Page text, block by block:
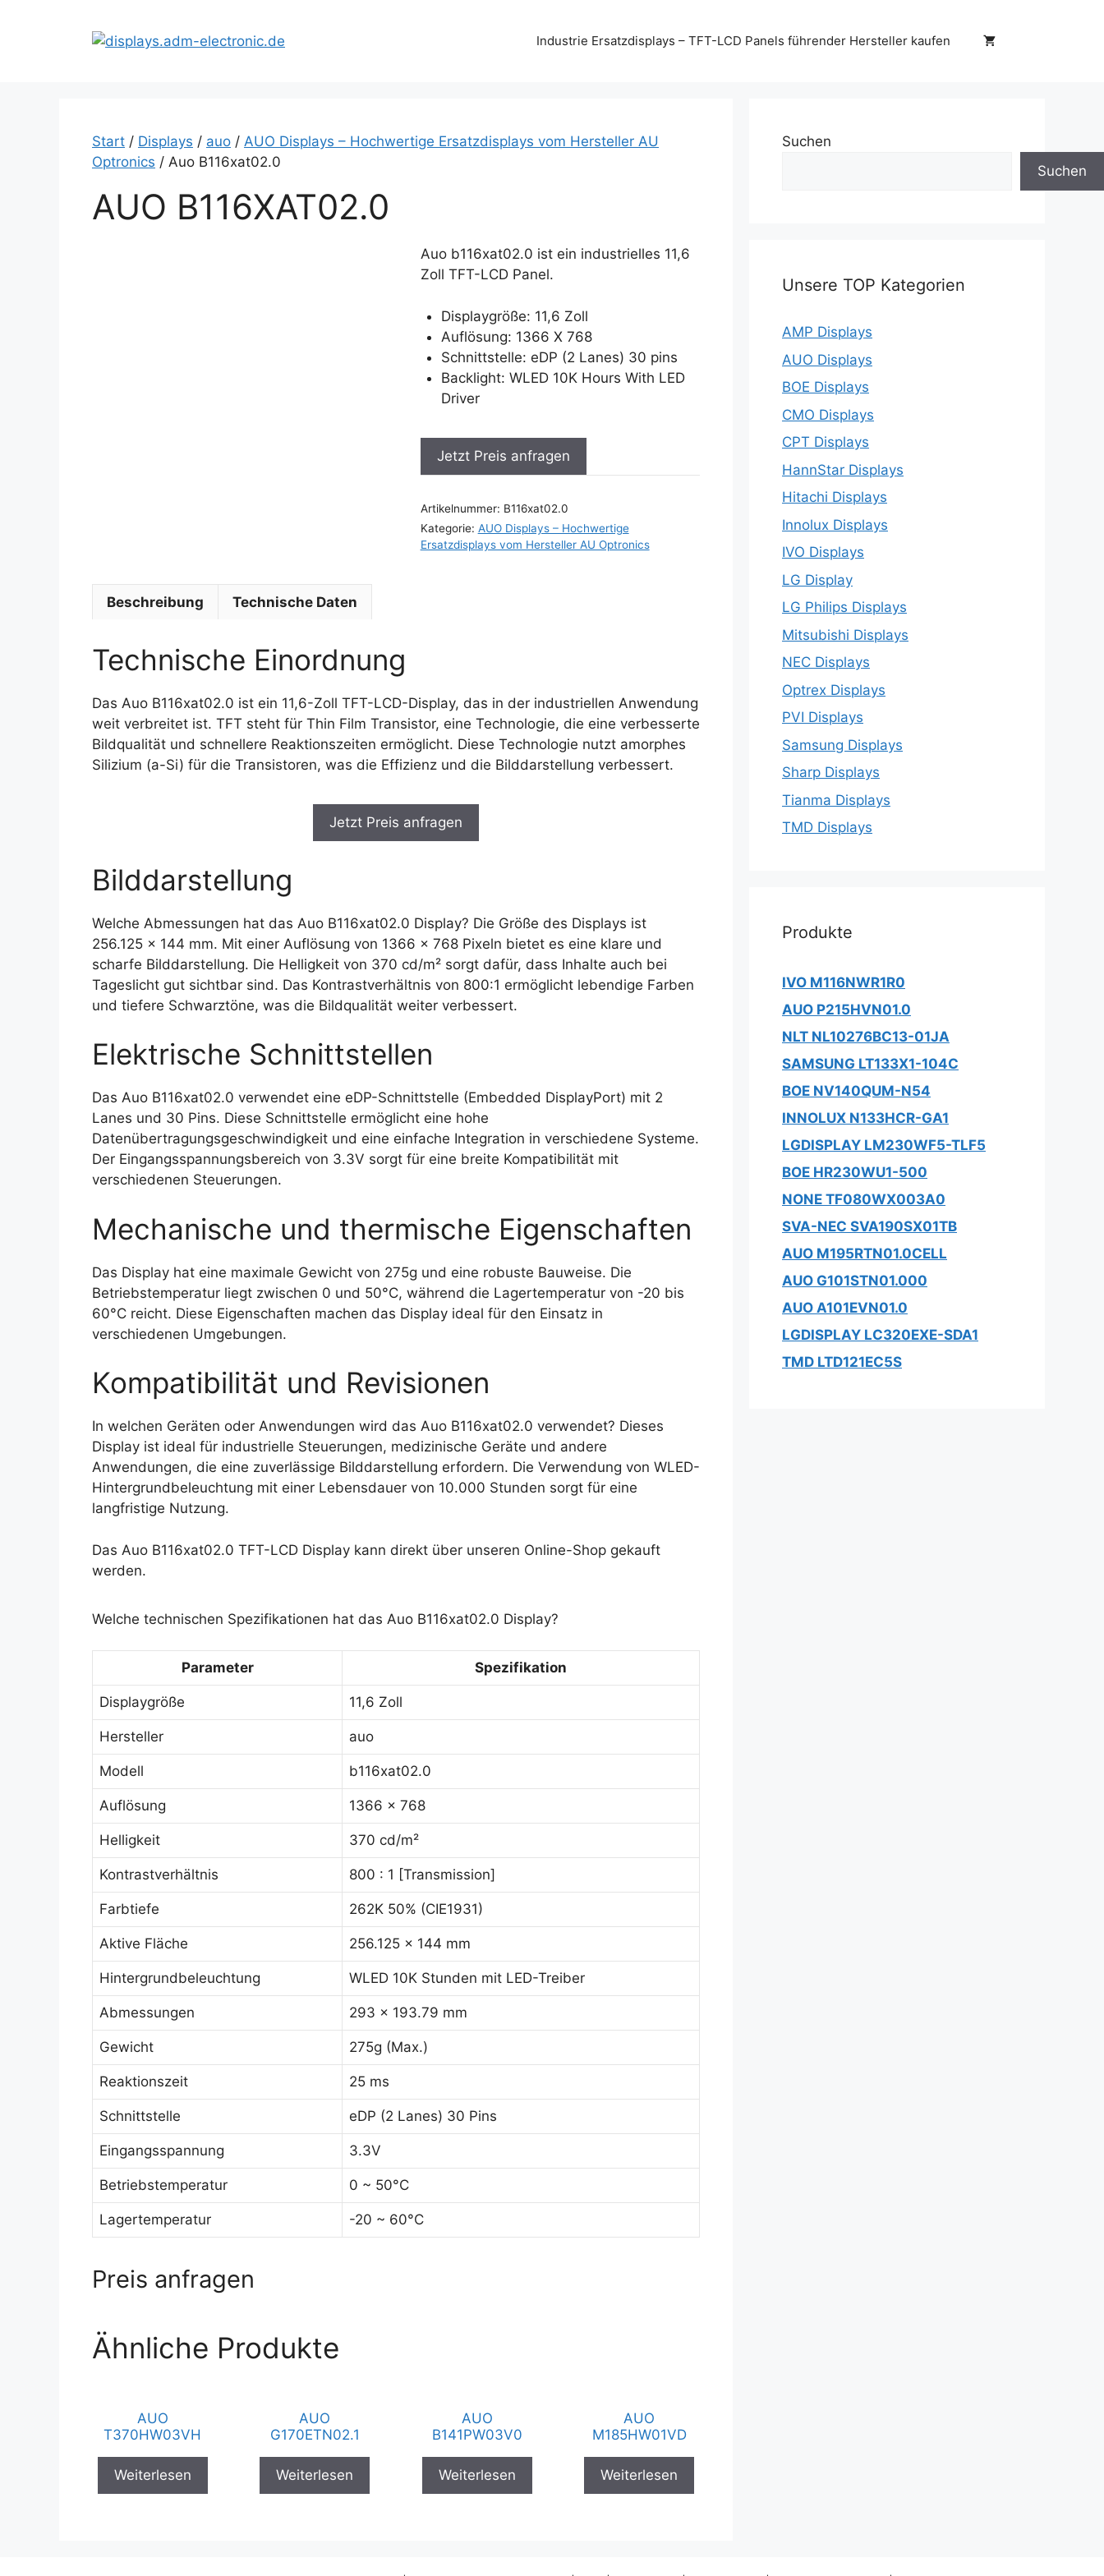
Industrie Ersatzdisplays – TFT-LCD Panels führender Hersteller kaufen
Start / Displays / auo / AUO Displays – Hochwertige Ersatzdisplays vom Hersteller AU
Optronics / Auo B116xat02.0
AUO B116XAT02.0
Auo b116xat02.0 ist ein industrielles 11,6
Zoll TFT-LCD Panel.
Displaygröße: 11,6 Zoll
Auflösung: 1366 X 768
Schnittstelle: eDP (2 Lanes) 30 pins
Backlight: WLED 10K Hours With LED
Driver
Jetzt Preis anfragen
Artikelnummer: B116xat02.0
Kategorie: AUO Displays – Hochwertige
Ersatzdisplays vom Hersteller AU Optronics
Beschreibung Technische Daten
Technische Einordnung
Das Auo B116xat02.0 ist ein 11,6-Zoll TFT-LCD-Display, das in der industriellen Anwendung
weit verbreitet ist. TFT steht für Thin Film Transistor, eine Technologie, die eine verbesserte
Bildqualität und schnellere Reaktionszeiten ermöglicht. Diese Technologie nutzt amorphes
Silizium (a-Si) für die Transistoren, was die Effizienz und die Bilddarstellung verbessert.
Jetzt Preis anfragen
Bilddarstellung
Welche Abmessungen hat das Auo B116xat02.0 Display? Die Größe des Displays ist
256.125 x 144 mm. Mit einer Auflösung von 1366 x 768 Pixeln bietet es eine klare und
scharfe Bilddarstellung. Die Helligkeit von 370 cd/m² sorgt dafür, dass Inhalte auch bei
Tageslicht gut sichtbar sind. Das Kontrastverhältnis von 800:1 ermöglicht lebendige Farben
und tiefere Schwarztöne, was die Bildqualität weiter verbessert.
Elektrische Schnittstellen
Das Auo B116xat02.0 verwendet eine eDP-Schnittstelle (Embedded DisplayPort) mit 2
Lanes und 30 Pins. Diese Schnittstelle ermöglicht eine hohe
Datenübertragungsgeschwindigkeit und eine einfache Integration in verschiedene Systeme.
Der Eingangsspannungsbereich von 3.3V sorgt für eine breite Kompatibilität mit
verschiedenen Steuerungen.
Mechanische und thermische Eigenschaften
Das Display hat eine maximale Gewicht von 275g und eine robuste Bauweise. Die
Betriebstemperatur liegt zwischen 0 und 50°C, während die Lagertemperatur von -20 bis
60°C reicht. Diese Eigenschaften machen das Display ideal für den Einsatz in
verschiedenen Umgebungen.
Kompatibilität und Revisionen
In welchen Geräten oder Anwendungen wird das Auo B116xat02.0 verwendet? Dieses
Display ist ideal für industrielle Steuerungen, medizinische Geräte und andere
Anwendungen, die eine zuverlässige Bilddarstellung erfordern. Die Verwendung von WLED-
Hintergrundbeleuchtung mit einer Lebensdauer von 10.000 Stunden sorgt für eine
langfristige Nutzung.
Das Auo B116xat02.0 TFT-LCD Display kann direkt über unseren Online-Shop gekauft
werden.
Welche technischen Spezifikationen hat das Auo B116xat02.0 Display?
Parameter Spezifikation
Displaygröße 11,6 Zoll
Hersteller auo
Modell b116xat02.0
Auflösung 1366 x 768
Helligkeit 370 cd/m²
Kontrastverhältnis 800 : 1 [Transmission]
Farbtiefe 262K 50% (CIE1931)
Aktive Fläche 256.125 x 144 mm
Hintergrundbeleuchtung WLED 10K Stunden mit LED-Treiber
Abmessungen 293 x 193.79 mm
Gewicht 275g (Max.)
Reaktionszeit 25 ms
Schnittstelle eDP (2 Lanes) 30 Pins
Eingangsspannung 3.3V
Betriebstemperatur 0 ~ 50°C
Lagertemperatur -20 ~ 60°C
Preis anfragen
Ähnliche Produkte
AUO
T370HW03VH
Weiterlesen
AUO
G170ETN02.1
Weiterlesen
AUO
B141PW03V0
Weiterlesen
AUO
M185HW01VD
Weiterlesen
Suchen
Suchen
Unsere TOP Kategorien
AMP Displays
AUO Displays
BOE Displays
CMO Displays
CPT Displays
HannStar Displays
Hitachi Displays
Innolux Displays
IVO Displays
LG Display
LG Philips Displays
Mitsubishi Displays
NEC Displays
Optrex Displays
PVI Displays
Samsung Displays
Sharp Displays
Tianma Displays
TMD Displays
Produkte
IVO M116NWR1R0
AUO P215HVN01.0
NLT NL10276BC13-01JA
SAMSUNG LT133X1-104C
BOE NV140QUM-N54
INNOLUX N133HCR-GA1
LGDISPLAY LM230WF5-TLF5
BOE HR230WU1-500
NONE TF080WX003A0
SVA-NEC SVA190SX01TB
AUO M195RTN01.0CELL
AUO G101STN01.000
AUO A101EVN01.0
LGDISPLAY LC320EXE-SDA1
TMD LTD121EC5S